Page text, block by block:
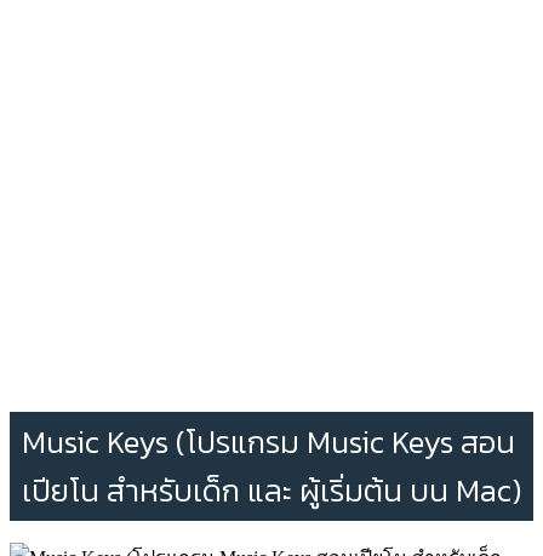
Music Keys (โปรแกรม Music Keys สอน
เปียโน สำหรับเด็ก และ ผู้เริ่มต้น บน Mac)